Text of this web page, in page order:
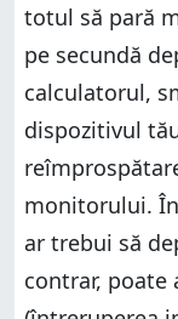
totul să pară
pe secundă
calculatorul,
dispozitivul
monitorului.
ar trebui să
contrar, poate